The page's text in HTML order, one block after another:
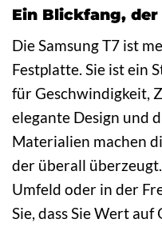
Ein Blickfang,
Die Samsung T7 ist
Festplatte. Sie ist ein
für Geschwindigkeit,
elegante Design und
Materialien machen
der überall
Umfeld oder in der
Sie, dass Sie Wert